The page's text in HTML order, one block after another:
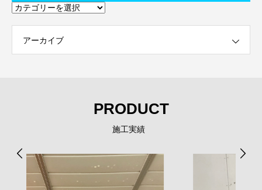
カ
テ
アーカイブ
PRODUCT
施工実績